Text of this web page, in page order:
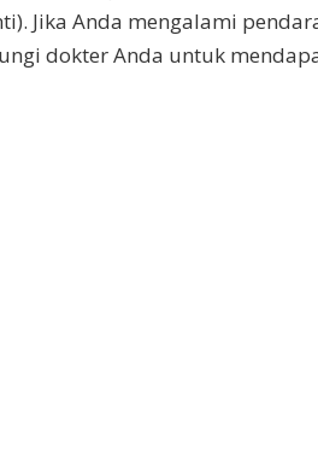
Jika Anda mengalami
dokter Anda untuk